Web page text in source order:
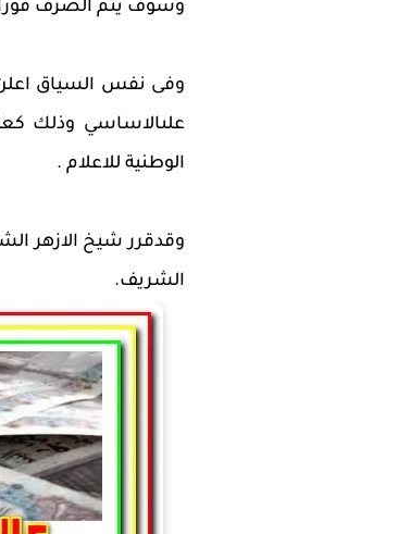
وسوف يتم الصرف فورا
علىالاساسي وذلك
الوطنية للاعلام .
وقدقرر شيخ الازهر
الشريف.